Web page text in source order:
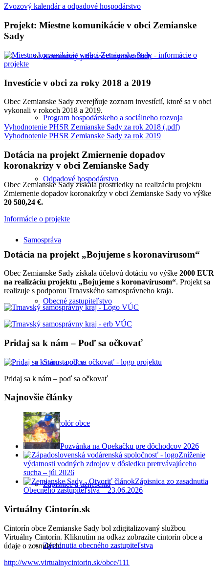
Komunitný plán sociálnych služieb
Program hospodárskeho a sociálneho rozvoja
Odpadové hospodárstvo
Samospráva
Obecné zastupiteľstvo
Starosta obce
Kontrolór obce
Zápisnice a uznesenia
Zasadnutia obecného zastupiteľstva
Zvozový kalendár a odpadové hospodárstvo
Projekt: Miestne komunikácie v obci Zemianske
Sady
Investície v obci za roky 2018 a 2019
Obec Zemianske Sady zverejňuje zoznam investícií, ktoré sa v obci
vykonali v rokoch 2018 a 2019.
Vyhodnotenie PHSR Zemianske Sady za rok 2018 (.pdf)
Vyhodnotenie PHSR Zemianske Sady za rok 2019
Dotácia na projekt Zmiernenie dopadov
koronakrízy v obci Zemianske Sady
Obec Zemianske Sady získala prostriedky na realizáciu projektu
Zmiernenie dopadov koronakrízy v obci Zemianske Sady vo výške
20 580,24 €.
Informácie o projekte
Dotácia na projekt „Bojujeme s koronavírusom“
Obec Zemianske Sady získala účelovú dotáciu vo výške 2000 EUR
na realizáciu projektu „Bojujeme s koronavírusom“. Projekt sa
realizuje s podporou Trnavského samosprávneho kraja.
Pridaj sa k nám – Poď sa očkovať
Pridaj sa k nám – poď sa očkovať
Najnovšie články
Pozvánka na Opekačku pre dôchodcov 2026
Zníženie
výdatnosti vodných zdrojov v dôsledku pretrvávajúceho
sucha – júl 2026
Zápisnica zo zasadnutia
Obecného zastupiteľstva – 23.06.2026
Virtuálny Cintorín.sk
Cintorín obce Zemianske Sady bol zdigitalizovaný službou
Virtuálny Cintorín. Kliknutím na odkaz zobrazíte cintorín obce a
údaje o zosnulých:
http://www.virtualnycintorin.sk/obce/111